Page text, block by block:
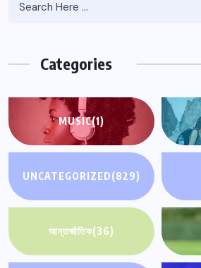
Categories
MUSIC(1)
UNCATEGORIZED(829)
আন্তর্জাতিক(36)